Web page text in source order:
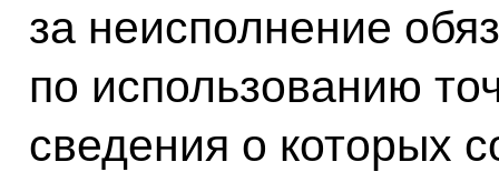
за неисполнение
по использованию
сведения о которых